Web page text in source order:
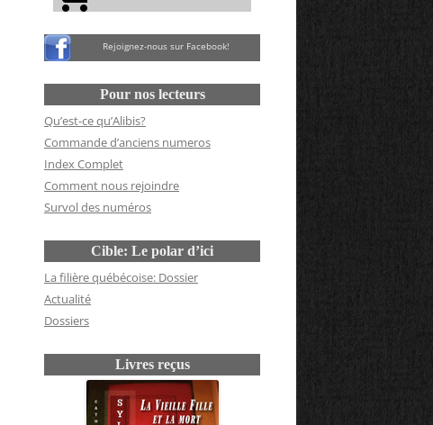
Rejoignez-nous sur Facebook!
Pour nos lecteurs
Qu’est-ce qu’Alibis?
Commande d’anciens numeros
Index Complet
Comment nous rejoindre
Survol des numéros
Cible: Le polar d’ici
La filière québécoise: Dossier
Actualité
Dossiers
Livres reçus